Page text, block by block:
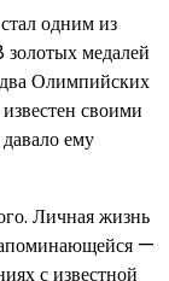
одним из
медалей
Олимпийских
своими
ему
Личная жизнь
—
с известной